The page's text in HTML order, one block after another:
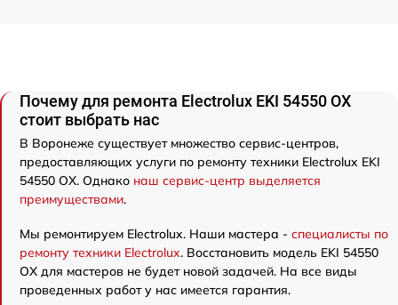
Почему для ремонта Electrolux EKI 54550 OX
стоит выбрать нас
В Воронеже существует множество сервис-центров,
предоставляющих услуги по ремонту техники Electrolux EKI
54550 OX. Однако наш сервис-центр выделяется
преимуществами.
Мы ремонтируем Electrolux. Наши мастера - специалисты по
ремонту техники Electrolux. Восстановить модель EKI 54550
OX для мастеров не будет новой задачей. На все виды
проведенных работ у нас имеется гарантия.